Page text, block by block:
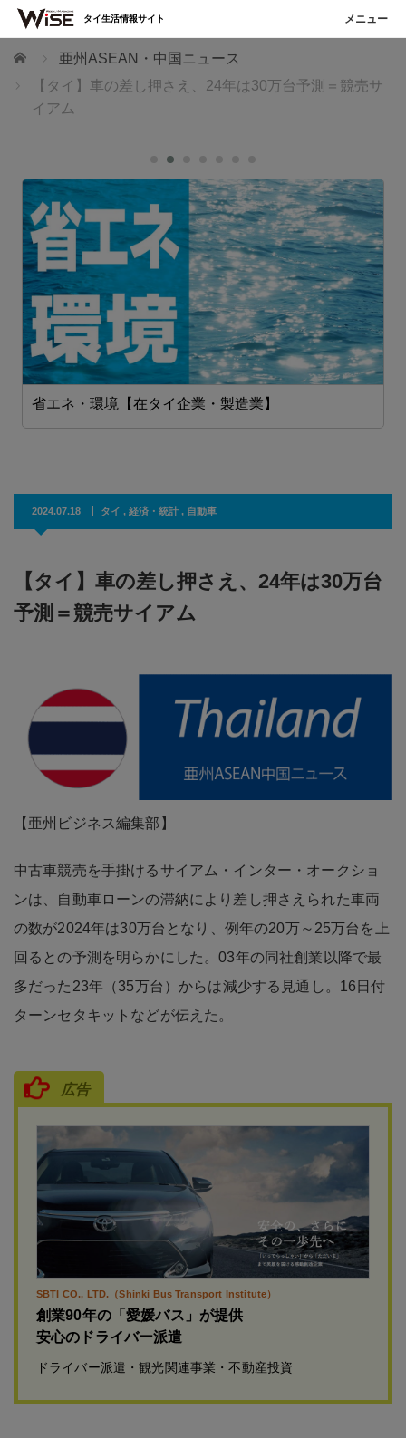
ホーム
亜州ASEAN・中国ニュース
【タイ】車の差し押さえ、24年は30万台予測＝競売サ
イアム
省エネ・環境【在タイ企業・製造業】
2024.07.18 タイ , 経済・統計 , 自動車
【タイ】車の差し押さえ、24年は30万台
予測＝競売サイアム
【亜州ビジネス編集部】
中古車競売を手掛けるサイアム・インター・オークショ
ンは、自動車ローンの滞納により差し押さえられた車両
の数が2024年は30万台となり、例年の20万～25万台を上
回るとの予測を明らかにした。03年の同社創業以降で最
多だった23年（35万台）からは減少する見通し。16日付
ターンセタキットなどが伝えた。
広告
SBTI CO., LTD.（Shinki Bus Transport Institute）
創業90年の「愛媛バス」が提供
安心のドライバー派遣
ドライバー派遣・観光関連事業・不動産投資
タイ生活情報サイト